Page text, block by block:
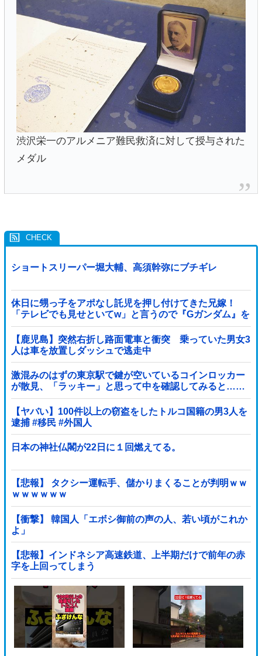
渋沢栄一のアルメニア難民救済に対して授与された
メダル
ショートスリーパー堀大輔、高須幹弥にブチギレ
休日に甥っ子をアポなし託児を押し付けてきた兄嫁！
「テレビでも見せといてw」と言うので『Gガンダム』を
一気見させた結果……甥っ子が重度の中二病を発症して
家で大暴れｗｗ
【鹿児島】突然右折し路面電車と衝突 乗っていた男女3
人は車を放置しダッシュで逃走中
激混みのはずの東京駅で鍵が空いているコインロッカー
が散見、「ラッキー」と思って中を確認してみると……
【ヤバい】100件以上の窃盗をしたトルコ国籍の男3人を
逮捕 #移民 #外国人
日本の神社仏閣が22日に１回燃えてる。
【悲報】 タクシー運転手、儲かりまくることが判明ｗｗ
ｗｗｗｗｗｗ
【衝撃】 韓国人「エボシ御前の声の人、若い頃がこれか
よ」
【悲報】インドネシア高速鉄道、上半期だけで前年の赤
字を上回ってしまう
wwwwwwwwwwwwwwwwwwwwwwwwwwwwwwwwww
wwwwwwwwwww他